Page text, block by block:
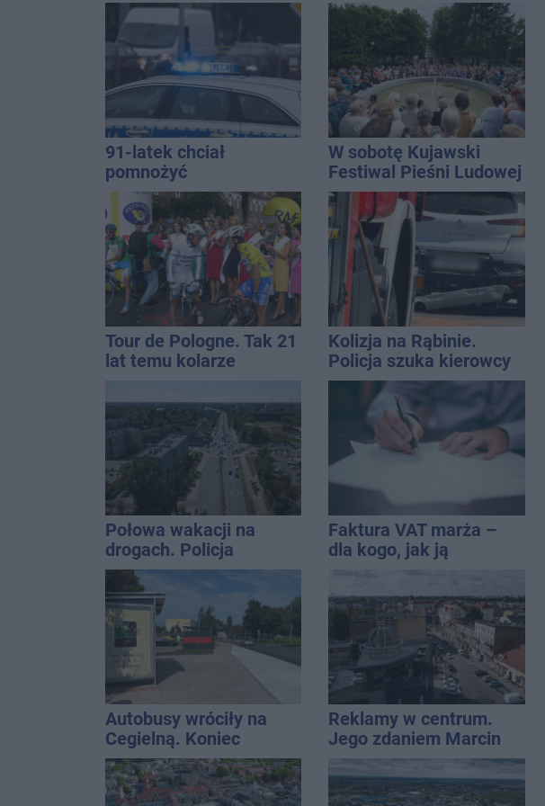
znaleziono ciało
mężczyzny
ostrzeżeń
91-latek chciał
pomnożyć
oszczędności. Stracił
ponad 10 tys. zł
W sobotę Kujawski
Festiwal Pieśni Ludowej
Tour de Pologne. Tak 21
lat temu kolarze
Inowrocławia
Kolizja na Rąbinie.
Policja szuka kierowcy
Golfa
Połowa wakacji na
drogach. Policja
podsumowała lipiec
Faktura VAT marża –
dla kogo, jak ją
wystawić i jak rozliczyć
Autobusy wróciły na
Cegielną. Koniec
remontu zatok
Reklamy w centrum.
Jego zdaniem Marcin
Wroński jest w błędzie
[akt.]